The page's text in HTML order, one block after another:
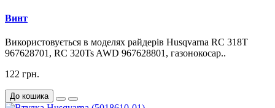
Винт
Використовується в моделях райдерів Husqvarna RC 318T
967628701, RC 320Ts AWD 967628801, газонокосар..
122 грн.
До кошика